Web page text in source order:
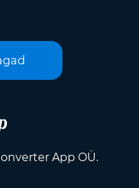
App OÜ.